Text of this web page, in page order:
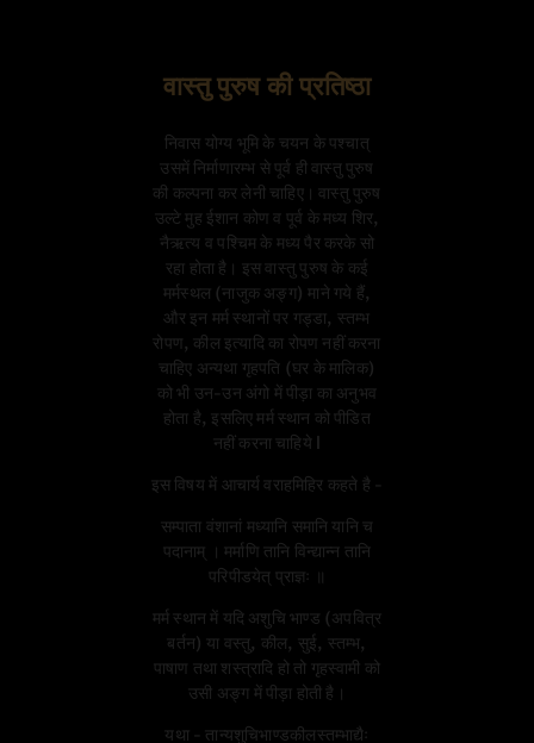
वास्तु पुरुष की प्रतिष्ठा
निवास योग्य भूमि के चयन के पश्चात्
उसमें निर्माणारम्भ से पूर्व ही वास्तु पुरुष
की कल्पना कर लेनी चाहिए। वास्तु पुरुष
उल्टे मुह ईशान कोण व पूर्व के मध्य शिर,
नैऋत्य व पश्चिम के मध्य पैर करके सो
रहा होता है। इस वास्तु पुरुष के कई
मर्मस्थल (नाजुक अङ्ग) माने गये हैं,
और इन मर्म स्थानों पर गड्डा, स्तम्भ
रोपण, कील इत्यादि का रोपण नहीं करना
चाहिए अन्यथा गृहपति (घर के मालिक)
को भी उन-उन अंगो में पीड़ा का अनुभव
होता है, इसलिए मर्म स्थान को पीडित
नहीं करना चाहिये l
इस विषय में आचार्य वराहमिहिर कहते है -
सम्पाता वंशानां मध्यानि समानि यानि च
पदानाम् । मर्माणि तानि विन्द्यान्न तानि
परिपीडयेत् प्राज्ञः ॥
मर्म स्थान में यदि अशुचि भाण्ड (अपवित्र
बर्तन) या वस्तु, कील, सुई, स्तम्भ,
पाषाण तथा शस्त्रादि हो तो गृहस्वामी को
उसी अङ्ग में पीड़ा होती है।
यथा -
तान्यशुचिभाण्डकीलस्तम्भाद्यैः